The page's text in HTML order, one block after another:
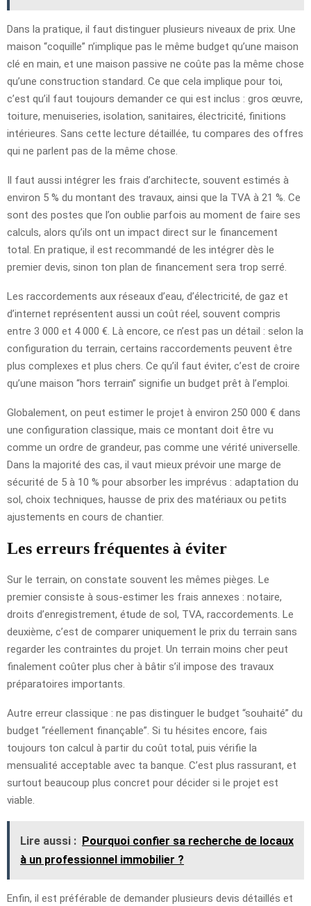
Dans la pratique, il faut distinguer plusieurs niveaux de prix. Une
maison “coquille” n’implique pas le même budget qu’une maison
clé en main, et une maison passive ne coûte pas la même chose
qu’une construction standard. Ce que cela implique pour toi,
c’est qu’il faut toujours demander ce qui est inclus : gros œuvre,
toiture, menuiseries, isolation, sanitaires, électricité, finitions
intérieures. Sans cette lecture détaillée, tu compares des offres
qui ne parlent pas de la même chose.
Il faut aussi intégrer les frais d’architecte, souvent estimés à
environ 5 % du montant des travaux, ainsi que la TVA à 21 %. Ce
sont des postes que l’on oublie parfois au moment de faire ses
calculs, alors qu’ils ont un impact direct sur le financement
total. En pratique, il est recommandé de les intégrer dès le
premier devis, sinon ton plan de financement sera trop serré.
Les raccordements aux réseaux d’eau, d’électricité, de gaz et
d’internet représentent aussi un coût réel, souvent compris
entre 3 000 et 4 000 €. Là encore, ce n’est pas un détail : selon la
configuration du terrain, certains raccordements peuvent être
plus complexes et plus chers. Ce qu’il faut éviter, c’est de croire
qu’une maison “hors terrain” signifie un budget prêt à l’emploi.
Globalement, on peut estimer le projet à environ 250 000 € dans
une configuration classique, mais ce montant doit être vu
comme un ordre de grandeur, pas comme une vérité universelle.
Dans la majorité des cas, il vaut mieux prévoir une marge de
sécurité de 5 à 10 % pour absorber les imprévus : adaptation du
sol, choix techniques, hausse de prix des matériaux ou petits
ajustements en cours de chantier.
Les erreurs fréquentes à éviter
Sur le terrain, on constate souvent les mêmes pièges. Le
premier consiste à sous-estimer les frais annexes : notaire,
droits d’enregistrement, étude de sol, TVA, raccordements. Le
deuxième, c’est de comparer uniquement le prix du terrain sans
regarder les contraintes du projet. Un terrain moins cher peut
finalement coûter plus cher à bâtir s’il impose des travaux
préparatoires importants.
Autre erreur classique : ne pas distinguer le budget “souhaité” du
budget “réellement finançable”. Si tu hésites encore, fais
toujours ton calcul à partir du coût total, puis vérifie la
mensualité acceptable avec ta banque. C’est plus rassurant, et
surtout beaucoup plus concret pour décider si le projet est
viable.
Lire aussi : Pourquoi confier sa recherche de locaux
à un professionnel immobilier ?
Enfin, il est préférable de demander plusieurs devis détaillés et